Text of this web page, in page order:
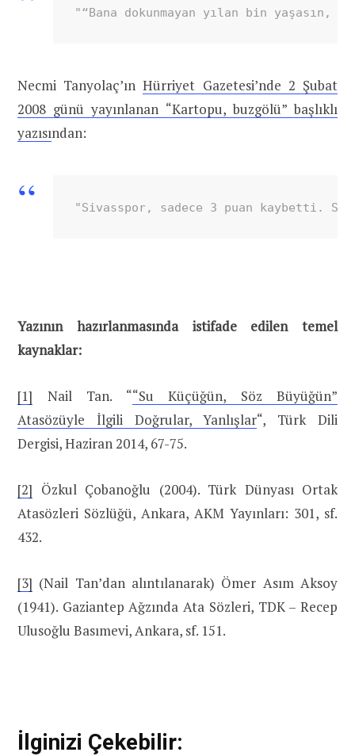
"“Bana dokunmayan yılan bin
Necmi Tanyolaç’ınHürriyet Gazetesi’nde 2 Şubat
2008 günü yayınlanan “Kartopu, buzgölü” başlıklı
yazısından:
"Sivasspor, sadece 3 puan kaybetti.
Yazının hazırlanmasında istifade edilen temel
kaynaklar:
[1] Nail Tan. ““Su Küçüğün, Söz Büyüğün”
Atasözüyle İlgili Doğrular, Yanlışlar“, Türk Dili
Dergisi, Haziran 2014, 67-75.
[2] Özkul Çobanoğlu (2004). Türk Dünyası Ortak
Atasözleri Sözlüğü, Ankara, AKM Yayınları: 301, sf.
432.
[3] (Nail Tan’dan alıntılanarak) Ömer Asım Aksoy
(1941). Gaziantep Ağzında Ata Sözleri, TDK – Recep
Ulusoğlu Basımevi, Ankara, sf. 151.
İlginizi Çekebilir: